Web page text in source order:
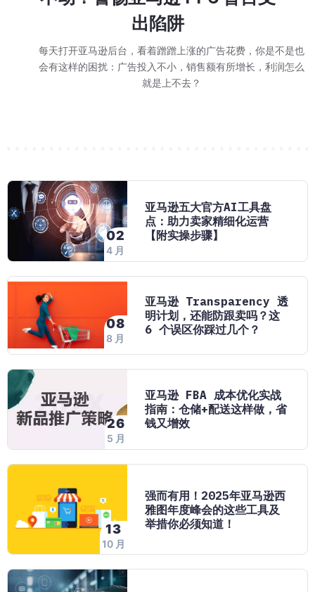
巧豚豚今天分享
。对消费者来
旺季节奏
劳动节大促的消
在 8 月 28 日到
报价-跑活动"三步
个环节，环环相
月 15 日至 2027
出陷阱
每天打开亚马逊后台，看着蹭蹭上涨的广告花费，你是不是也
会有这样的困扰：广告投入不小，销售额有所增长，利润怎么
就是上不去？
亚马逊最近对卖
加商品页面直
这应该是多数卖
实在的问题：做
又到了每周一例
一个
2026 年 Prime
说，这场
巧豚豚今天登录
息。亚马逊发送
不少卖家对
走，但实际跑起
巧豚豚了解到，
年 1
02
4 月
亚马逊五大官方AI工具盘
点：助力卖家精细化运营
【附实操步骤】
08
8 月
亚马逊 Transparency 透
明计划，还能防跟卖吗？这
6 个误区你踩过几个？
26
5 月
亚马逊 FBA 成本优化实战
指南：仓储+配送这样做，省
钱又增效
13
10 月
强而有用！2025年亚马逊西
雅图年度峰会的这些工具及
举措你必须知道！